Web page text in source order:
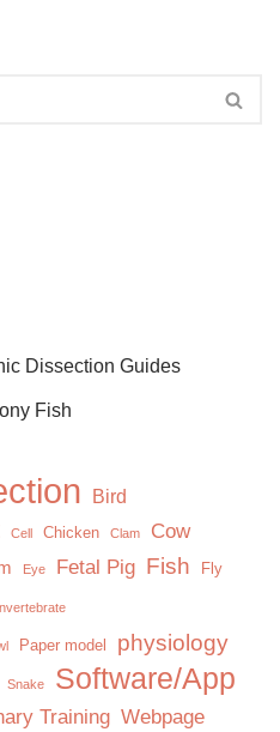
Dissection Guides
Fish
Bird
Cell Chicken Clam Cow
Eye Fetal Pig Fish Fly
Paper model physiology
Snake Software/App
Training Webpage